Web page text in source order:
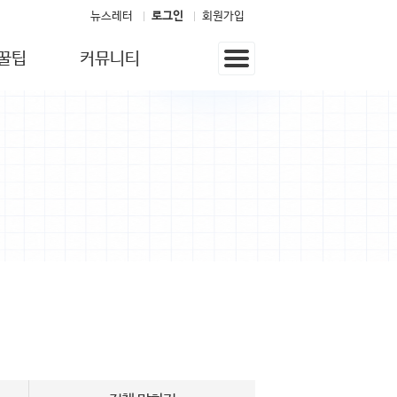
뉴스레터 로그인 회원가입
팁 커뮤니티